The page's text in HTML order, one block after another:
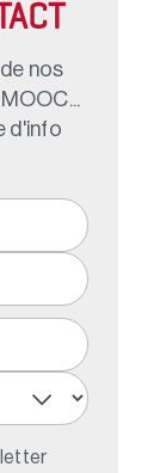
nos
d'info